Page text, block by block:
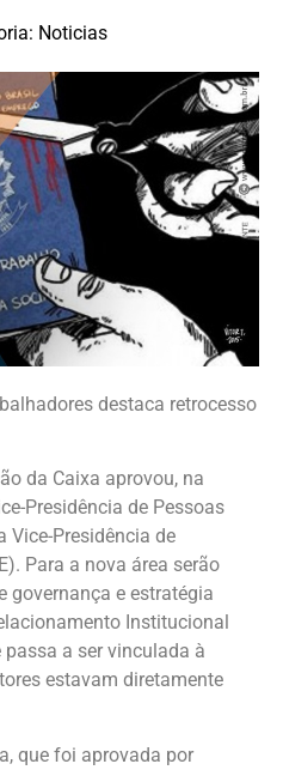
Noticias
destaca retrocesso
da Caixa aprovou, na
Presidência de Pessoas
Vice-Presidência de
Para a nova área serão
governança e estratégia
Institucional
passa a ser vinculada à
estavam diretamente
que foi aprovada por